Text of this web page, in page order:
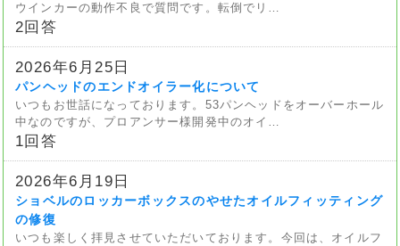
ウインカーの動作不良で質問です。転倒でリ…
2回答
2026年6月25日
パンヘッドのエンドオイラー化について
いつもお世話になっております。53パンヘッドをオーバーホール
中なのですが、プロアンサー様開発中のオイ…
1回答
2026年6月19日
ショベルのロッカーボックスのやせたオイルフィッティング
の修復
いつも楽しく拝見させていただいております。今回は、オイルフ